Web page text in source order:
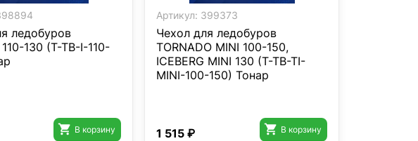
ледобуров
110-130 (T-TB-I-110-
 В корзину
Артикул: 399373
Чехол для ледобуров
TORNADO MINI 100-150,
ICEBERG MINI 130 (T-TB-TI-
MINI-100-150) Тонар
1 515 ₽  В корзину